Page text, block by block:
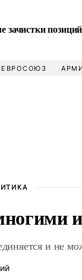
зачистки позиций
ЕВРОСОЮЗ
и не